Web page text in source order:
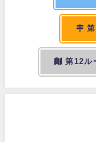
第12ル